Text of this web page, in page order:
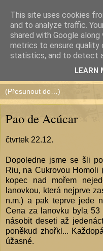
Čundr de
Pao de Acúcar
čtvrtek 22.12.
Dopoledne jsme se šli
Riu, na Cukrovou Homoli
kopec nad mořem
lanovkou, která nejprve
n.m.) a pak teprve jede
Cena za lanovku byla
násobit deseti až
poněkud zhořkl...
úžasné.
This site uses cookies
and to analyze traffic.
shared with Google
metrics to ensure quality
statistics, and to detect
LEARN